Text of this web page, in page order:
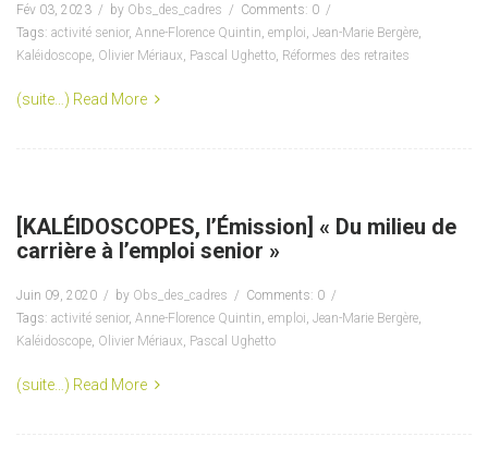
Fév 03, 2023 by Obs_des_cadres
Comments: 0
Tags: activité senior, Anne-Florence Quintin emploi Jean-Marie Bergère
Kaléidoscope Olivier Mériaux Pascal Ughetto Réformes des retraites
(suite…) Read More
[KALÉIDOSCOPES, l’Émission] « Du milieu de
carrière à l’emploi senior »
Juin 09, 2020 by Obs_des_cadres
Comments: 0
Tags: activité senior, Anne-Florence Quintin emploi Jean-Marie Bergère
Kaléidoscope Olivier Mériaux Pascal Ughetto
(suite…) Read More